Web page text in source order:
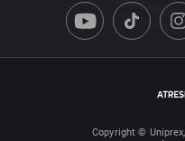
Copyright ©